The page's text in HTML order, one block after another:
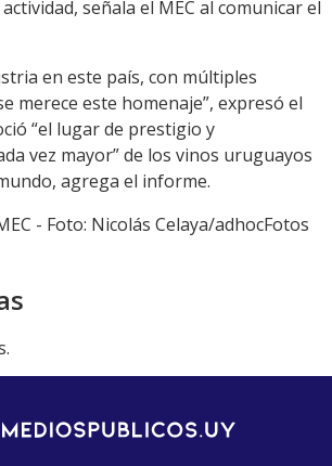
señala el MEC al comunicar el
en este país, con múltiples
merece este homenaje”, expresó el
“el lugar de prestigio y
vez mayor” de los vinos uruguayos
agrega el informe.
- Foto: Nicolás Celaya/adhocFotos